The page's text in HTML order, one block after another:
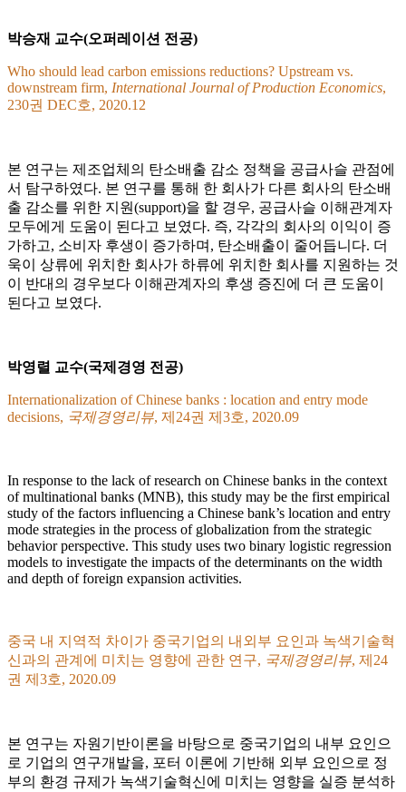
박승재 교수(오퍼레이션 전공)
Who should lead carbon emissions reductions? Upstream vs.
downstream firm, International Journal of Production Economics,
230권 DEC호, 2020.12
본 연구는 제조업체의 탄소배출 감소 정책을 공급사슬 관점에
서 탐구하였다. 본 연구를 통해 한 회사가 다른 회사의 탄소배
출 감소를 위한 지원(support)을 할 경우, 공급사슬 이해관계자
모두에게 도움이 된다고 보였다. 즉, 각각의 회사의 이익이 증
가하고, 소비자 후생이 증가하며, 탄소배출이 줄어듭니다. 더
욱이 상류에 위치한 회사가 하류에 위치한 회사를 지원하는 것
이 반대의 경우보다 이해관계자의 후생 증진에 더 큰 도움이
된다고 보였다.
박영렬 교수(국제경영 전공)
Internationalization of Chinese banks : location and entry mode
decisions, 국제경영리뷰, 제24권 제3호, 2020.09
In response to the lack of research on Chinese banks in the context
of multinational banks (MNB), this study may be the first empirical
study of the factors influencing a Chinese bank’s location and entry
mode strategies in the process of globalization from the strategic
behavior perspective. This study uses two binary logistic regression
models to investigate the impacts of the determinants on the width
and depth of foreign expansion activities.
중국 내 지역적 차이가 중국기업의 내외부 요인과 녹색기술혁
신과의 관계에 미치는 영향에 관한 연구, 국제경영리뷰, 제24
권 제3호, 2020.09
본 연구는 자원기반이론을 바탕으로 중국기업의 내부 요인으
로 기업의 연구개발을, 포터 이론에 기반해 외부 요인으로 정
부의 환경 규제가 녹색기술혁신에 미치는 영향을 실증 분석하